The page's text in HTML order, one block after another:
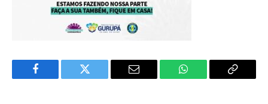
Facebook Twitter
E-
WhatsApp Copiar